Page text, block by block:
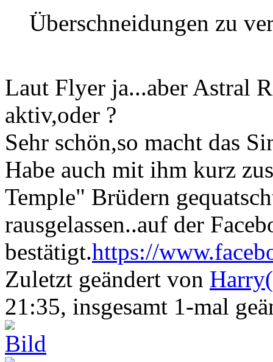
Überschneidungen zu
Laut Flyer ja...aber Astral
aktiv,oder ?
Sehr schön,so macht das
Habe auch mit ihm kurz
Temple" Brüdern
rausgelassen..auf der
bestätigt.https://
Zuletzt geändert von
21:35, insgesamt 1-mal